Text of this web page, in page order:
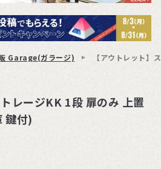
Garage(ガラージ) 【アウトレット】
レージKK 1段 扉のみ 上置
鍵付)